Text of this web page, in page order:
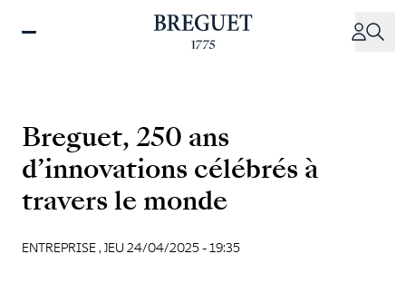
Breguet, 250 ans
d’innovations célébrés à
travers le monde
ENTREPRISE , JEU 24/04/2025 - 19:35